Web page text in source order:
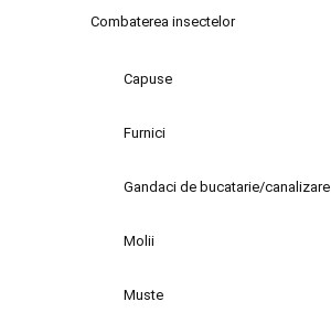
Combaterea insectelor
Capuse
Furnici
Gandaci de bucatarie/canalizare
Molii
Muste